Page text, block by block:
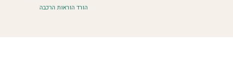
הורד הוראות הרכבה